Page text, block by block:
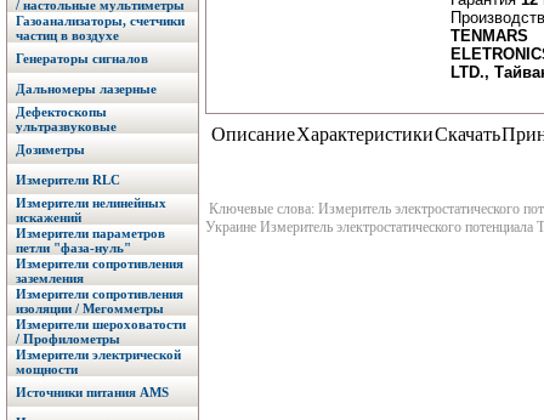
/ настольные мультиметры
Газоанализаторы, счетчики
частиц в воздухе
Генераторы сигналов
Дальномеры лазерные
Дефектоскопы
ультразвуковые
Дозиметры
Измерители RLC
Измерители нелинейных
искажений
Измерители параметров
петли "фаза-нуль"
Измерители сопротивления
заземления
Измерители сопротивления
изоляции / Мегомметры
Измерители шероховатости
/ Профилометры
Измерители электрической
мощности
Источники питания AMS
TENMARS
LTD.,
ОписаниеХарактеристикиСкачать
Ключевые слова: Измеритель электростатического
Украине Измеритель электростатического